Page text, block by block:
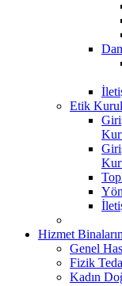
Etik
Hizmet
Genel
Fizik
Kadın